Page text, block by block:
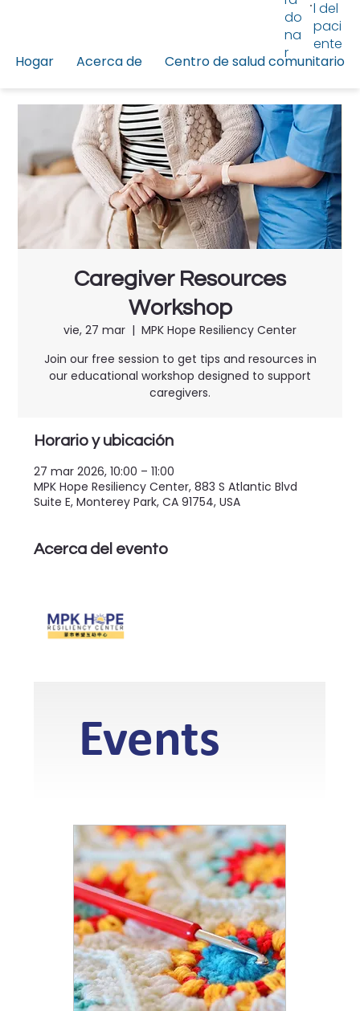
Hogar Acerca de Centro de salud comunitario
do
na
r
l del
paci
ente
Caregiver Resources
Workshop
vie, 27 mar
  |
MPK Hope Resiliency Center
Join our free session to get tips and resources in
our educational workshop designed to support
caregivers.
Horario y ubicación
27 mar 2026, 10:00 – 11:00
MPK Hope Resiliency Center, 883 S Atlantic Blvd
Suite E, Monterey Park, CA 91754, USA
Acerca del evento